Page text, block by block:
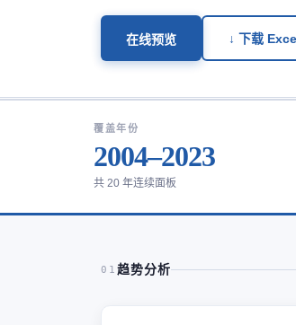
在线预览 ↓ 下载
覆盖年份
2004–2023
共 20 年连续面板
01 趋势分析